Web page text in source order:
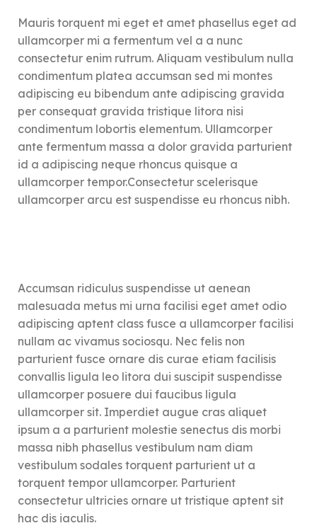
🎁 Et si chaque mois
devenait une surprise pour
vous deux ?
transforme un simple bocal
en distributeur de tendresse
et d’attentions qui font
sourire.
Pensé pour entretenir la
rituel transforme les mois
ordinaires en moments
extraordinaires. Parce qu’on
n’a pas besoin d’attendre un
incluses calculés à l’étape
suivante
📦
Expédié
sous
48h
Imaginé et
assemblé
avec amour
en France
🎲 Et si un dé pouvait briser
complicité ?
Fini les éternels “comme tu
veux”, “je sais pas”, “on
verra”… Avec le coffret Dé-
cide pour nous, laissez le
quotidien à deux.
Imaginé pour remettre du
fun, de la surprise et du lien
dans votre couple, ce jeu
vous aide à sortir des
incluses calculés à l’étape
suivante
📦
Expédié
sous
Imaginé et
assemblé
avec amour
en France
Mauris torquent mi eget et amet phasellus eget ad
ullamcorper mi a fermentum vel a a nunc
consectetur enim rutrum. Aliquam vestibulum nulla
condimentum platea accumsan sed mi montes
adipiscing eu bibendum ante adipiscing gravida
per consequat gravida tristique litora nisi
condimentum lobortis elementum. Ullamcorper
ante fermentum massa a dolor gravida parturient
id a adipiscing neque rhoncus quisque a
ullamcorper tempor.Consectetur scelerisque
ullamcorper arcu est suspendisse eu rhoncus nibh.
Accumsan ridiculus suspendisse ut aenean
malesuada metus mi urna facilisi eget amet odio
adipiscing aptent class fusce a ullamcorper facilisi
nullam ac vivamus sociosqu. Nec felis non
parturient fusce ornare dis curae etiam facilisis
convallis ligula leo litora dui suscipit suspendisse
ullamcorper posuere dui faucibus ligula
ullamcorper sit. Imperdiet augue cras aliquet
ipsum a a parturient molestie senectus dis morbi
massa nibh phasellus vestibulum nam diam
vestibulum sodales torquent parturient ut a
torquent tempor ullamcorper. Parturient
consectetur ultricies ornare ut tristique aptent sit
hac dis iaculis.